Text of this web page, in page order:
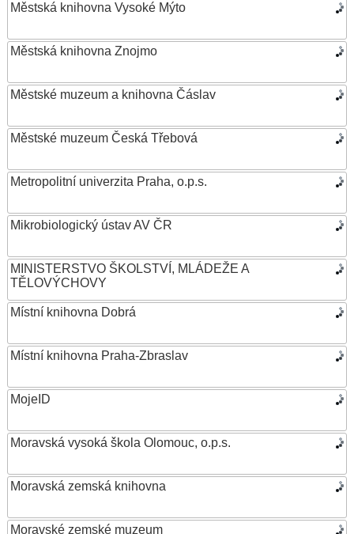
Městská knihovna Vysoké Mýto
Městská knihovna Znojmo
Městské muzeum a knihovna Čáslav
Městské muzeum Česká Třebová
Metropolitní univerzita Praha, o.p.s.
Mikrobiologický ústav AV ČR
MINISTERSTVO ŠKOLSTVÍ, MLÁDEŽE A
TĚLOVÝCHOVY
Místní knihovna Dobrá
Místní knihovna Praha-Zbraslav
MojeID
Moravská vysoká škola Olomouc, o.p.s.
Moravská zemská knihovna
Moravské zemské muzeum